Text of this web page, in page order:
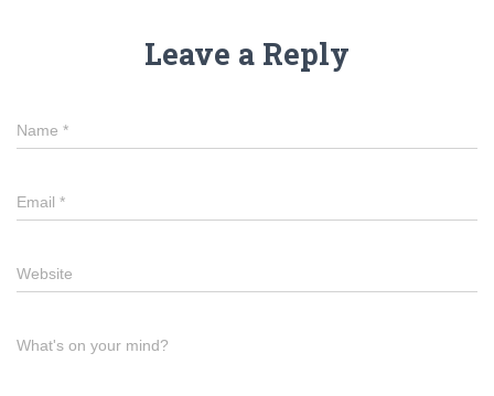
Leave a Reply
Name *
Email *
Website
What's on your mind?